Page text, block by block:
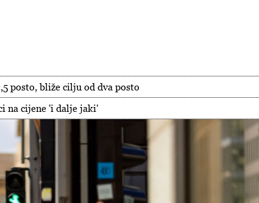
posto, bliže cilju od dva posto
na cijene 'i dalje jaki'